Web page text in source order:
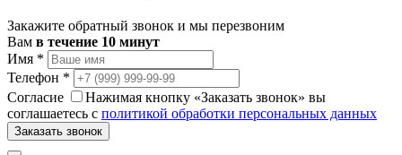
Закажите обратный звонок и мы перезвоним
Вам в течение 10 минут
Имя *
Телефон *
Согласие
Нажимая кнопку «Заказать звонок» вы
соглашаетесь с политикой обработки персональных данных
Заказать звонок